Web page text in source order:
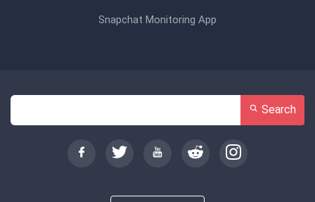
Snapchat Monitoring App
Search